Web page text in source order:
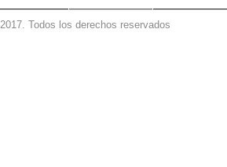
2017. Todos los derechos reservados